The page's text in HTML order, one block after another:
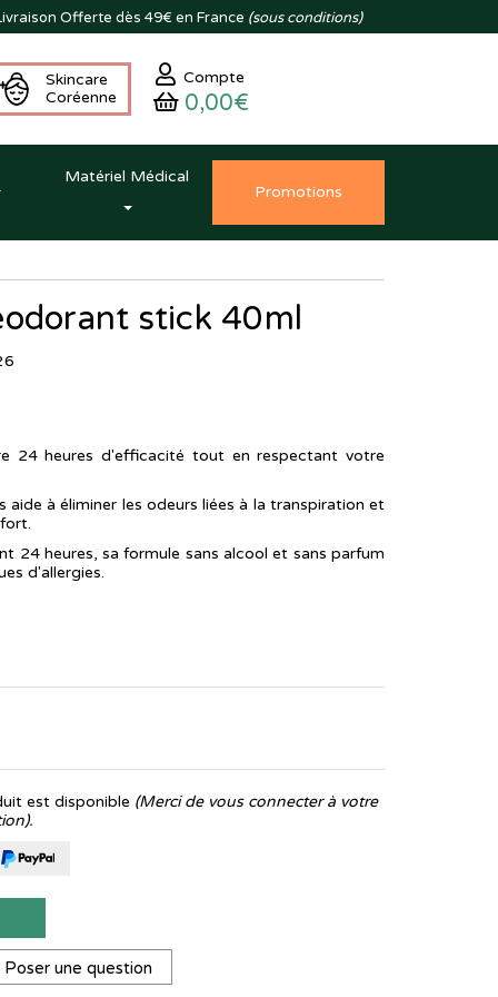
Offerte dès 49€ en France (sous conditions)
Skincare
Coréenne
Compte
0,00€
Matériel Médical
Promotions
stick 40ml
24 heures d'efficacité tout en respectant votre
à éliminer les odeurs liées à la transpiration et
24 heures, sa formule sans alcool et sans parfum
d'allergies.
est disponible (Merci de vous connecter à votre
Poser une question